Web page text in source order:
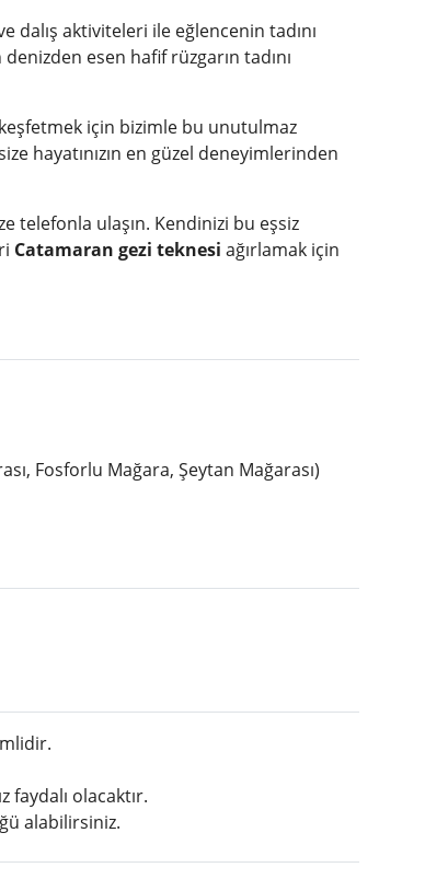
dalış aktiviteleri ile eğlencenin tadını
esen hafif rüzgarın tadını
için bizimle bu unutulmaz
hayatınızın en güzel deneyimlerinden
telefonla ulaşın. Kendinizi bu eşsiz
Catamaran gezi teknesi ağırlamak için
Fosforlu Mağara, Şeytan Mağarası)
faydalı olacaktır.
alabilirsiniz.